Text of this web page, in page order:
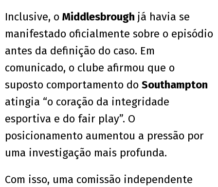
Inclusive, o Middlesbrough já havia se
manifestado oficialmente sobre o episódio
antes da definição do caso. Em
comunicado, o clube afirmou que o
suposto comportamento do Southampton
atingia “o coração da integridade
esportiva e do fair play”. O
posicionamento aumentou a pressão por
uma investigação mais profunda.
Com isso, uma comissão independente